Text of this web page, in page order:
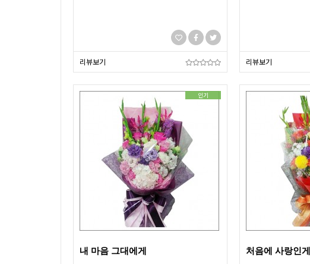
리뷰보기 리뷰보기
인기
내 마음 그대에게 처음에 사랑인게